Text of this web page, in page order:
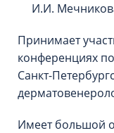
И.И.
Принимает
конференциях
Санкт-
Имеет большой